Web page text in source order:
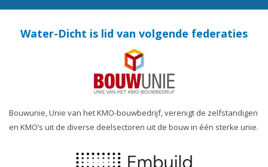
Water-Dicht is lid van volgende federaties
Bouwunie, Unie van het KMO-bouwbedrijf, verenigt de zelfstandigen
en KMO’s uit de diverse deelsectoren uit de bouw in één sterke unie.